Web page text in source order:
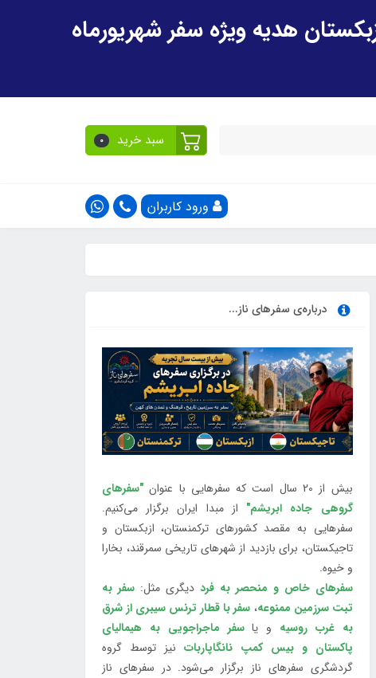
سبد خرید 0
ورود کاربران
درباره‌ی سفرهای ناز...
بیش از 20 سال است که سفرهایی با عنوان
"سفرهای
گروهی جاده ابریشم" از مبدا ایران برگزار می‌کنیم.
سفرهایی به مقصد کشورهای ترکمنستان، ازبکستان و
تاجیکستان، برای بازدید از شهرهای تاریخی سمرقند، بخارا
و خیوه.
سفرهای خاص و منحصر به فرددیگری مثل:سفر به
تبت سرزمین ممنوعه، سفر با قطار ترنس سیبری از شرق
به غرب روسیه و یاسفر ماجراجویی به هیمالیای
پاکستان و بیس کمپ نانگاپاربات نیز توسط گروه
گردشگری سفرهای ناز برگزار می‌شود. در سفرهای ناز